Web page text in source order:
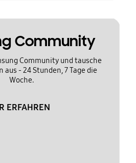
Community
Community und tausche
- 24 Stunden, 7 Tage die
Woche.
ERFAHREN